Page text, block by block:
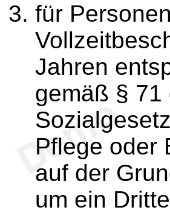
für
Jahren
gemäß § 71
Pflege oder
auf der
um ein